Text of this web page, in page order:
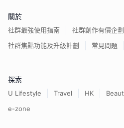
關於
社群最強使用指南
社群創作有價企劃
社群焦點功能及升級計劃
常見問題
探索
U Lifestyle Travel HK
e-zone